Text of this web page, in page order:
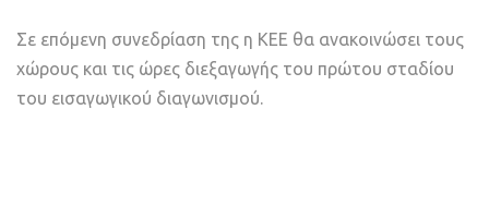
Σε επόμενη συνεδρίαση της η ΚΕΕ θα ανακοινώσει τους
χώρους και τις ώρες διεξαγωγής του πρώτου σταδίου
του εισαγωγικού διαγωνισμού.